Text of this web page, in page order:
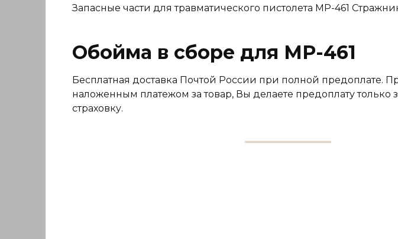
Запасные части для травматического пистолета МР-461
Обойма в сборе для МР-461
Бесплатная доставка Почтой России при полной предоплате.
наложенным платежом за товар, Вы делаете предоплату только
страховку.